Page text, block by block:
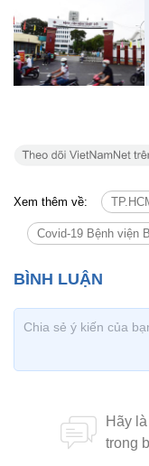
Xem thêm về: TP.HCM